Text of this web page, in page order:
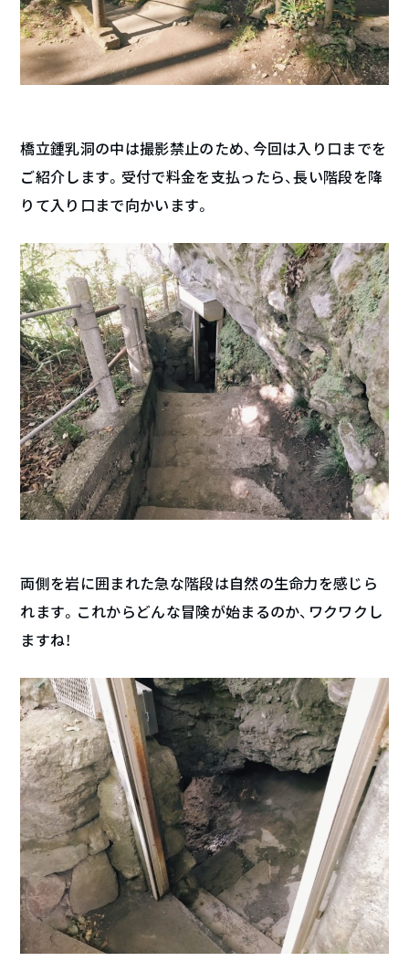
橋立鍾乳洞の中は撮影禁止のため、今回は入り口までを
ご紹介します。受付で料金を支払ったら、長い階段を降
りて入り口まで向かいます。
両側を岩に囲まれた急な階段は自然の生命力を感じら
れます。これからどんな冒険が始まるのか、ワクワクし
ますね！